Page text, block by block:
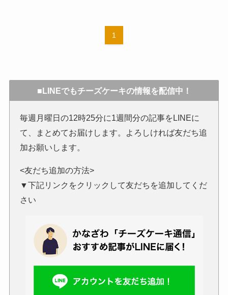
1
■LINEでもチーズケーキの情報を配信中！
毎週月曜日の12時25分に1週間分の記事をLINEに
て、まとめてお届けします。よろしければ友だち追
加お願いします。
<友だち追加の方法>
▼下記リンクをクリックして友だちを追加してくだ
さい